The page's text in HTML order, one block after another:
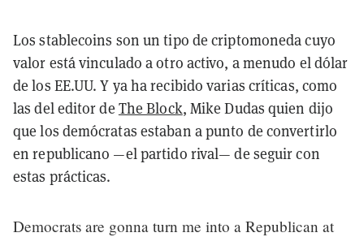
Los stablecoins son un tipo de criptomoneda cuyo
valor está vinculado a otro activo, a menudo el dólar
de los EE.UU. Y ya ha recibido varias críticas, como
las del editor de The Block, Mike Dudas quien dijo
que los demócratas estaban a punto de convertirlo
en republicano —el partido rival— de seguir con
estas prácticas.
Democrats are gonna turn me into a Republican at